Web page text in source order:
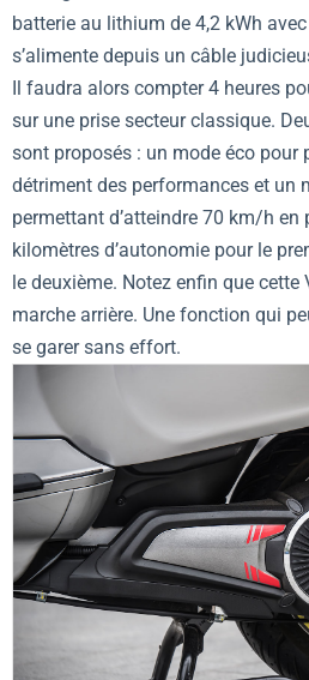
batterie au lithium de 4,2 kWh
s’alimente depuis un câble
Il faudra alors compter 4 heures
sur une prise secteur classique.
sont proposés : un mode éco pour
détriment des performances et un
permettant d’atteindre 70 km/h en
kilomètres d’autonomie pour le
le deuxième. Notez enfin que cette
marche arrière. Une fonction qui
se garer sans effort.